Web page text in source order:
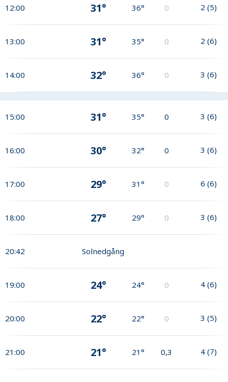
12:00 31° 36° 0 2 (5)
13:00 31° 35° 0 2 (6)
14:00 32° 36° 0 3 (6)
15:00 31° 35° 0 3 (6)
16:00 30° 32° 0 3 (6)
17:00 29° 31° 0 6 (6)
18:00 27° 29° 0 3 (6)
20:42 Solnedgång
19:00 24° 24° 0 4 (6)
20:00 22° 22° 0 3 (5)
21:00 21° 21° 0,3 4 (7)